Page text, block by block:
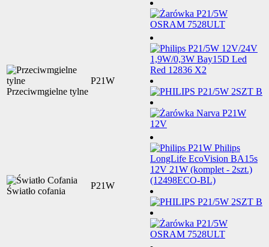
Przeciwmgielne tylne
P21W
Światło cofania
P21W